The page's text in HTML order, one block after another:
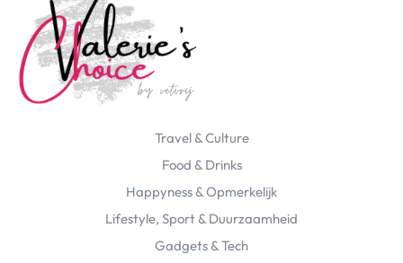
Travel & Culture
Food & Drinks
Happyness & Opmerkelijk
Lifestyle, Sport & Duurzaamheid
Gadgets & Tech